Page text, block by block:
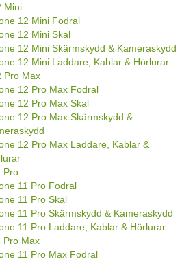
Mini
12 Mini Fodral
12 Mini Skal
12 Mini Skärmskydd & Kameraskydd
12 Mini Laddare, Kablar & Hörlurar
Pro Max
12 Pro Max Fodral
12 Pro Max Skal
12 Pro Max Skärmskydd &
12 Pro Max Laddare, Kablar &
Pro
11 Pro Fodral
11 Pro Skal
11 Pro Skärmskydd & Kameraskydd
11 Pro Laddare, Kablar & Hörlurar
Pro Max
11 Pro Max Fodral